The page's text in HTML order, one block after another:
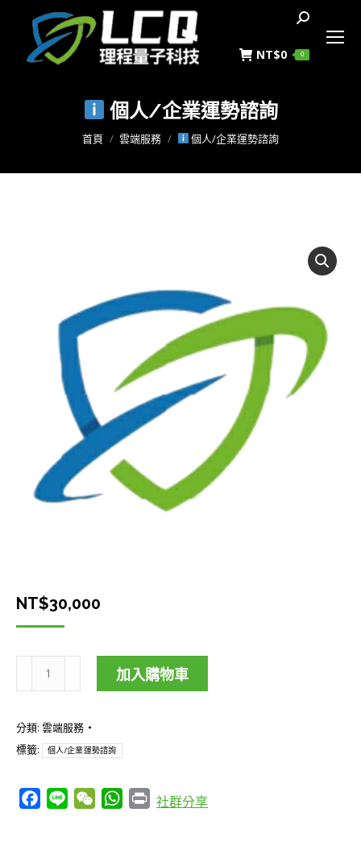
搜
NT$0 0
個人/企業運勢諮詢
您在這裡：
首頁 雲端服務 個人/企業運勢諮詢
NT$30,000
個
企
業
勢
加入購物車
分類: 雲端服務
標籤:
個人/企業運勢諮詢
Facebook
Line WeChatWhatsApp
Print
社群分享